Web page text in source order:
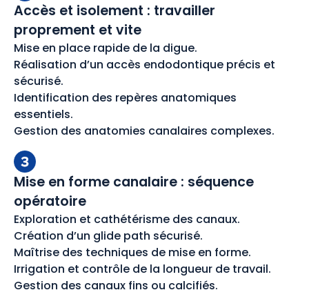
Accès et isolement : travailler
proprement et vite
Mise en place rapide de la digue.
Réalisation d’un accès endodontique précis et
sécurisé.
Identification des repères anatomiques
essentiels.
Gestion des anatomies canalaires complexes.
Mise en forme canalaire : séquence
opératoire
Exploration et cathétérisme des canaux.
Création d’un glide path sécurisé.
Maîtrise des techniques de mise en forme.
Irrigation et contrôle de la longueur de travail.
Gestion des canaux fins ou calcifiés.